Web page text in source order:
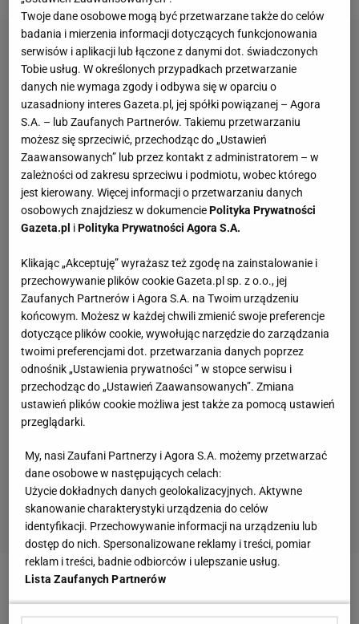
Zobacz wideoKSW 75. "To może być kluczowa
rzecz. Pudzianowski ufał mu bezgranicznie"
Twoje dane osobowe mogą być przetwarzane także do celów
badania i mierzenia informacji dotyczących funkcjonowania
serwisów i aplikacji lub łączone z danymi dot. świadczonych
Tobie usług. W określonych przypadkach przetwarzanie
danych nie wymaga zgody i odbywa się w oparciu o
uzasadniony interes Gazeta.pl, jej spółki powiązanej – Agora
S.A. – lub Zaufanych Partnerów. Takiemu przetwarzaniu
możesz się sprzeciwić, przechodząc do „Ustawień
Zaawansowanych” lub przez kontakt z administratorem – w
zależności od zakresu sprzeciwu i podmiotu, wobec którego
jest kierowany. Więcej informacji o przetwarzaniu danych
osobowych znajdziesz w dokumenciePolityka Prywatności
Gazeta.pl iPolityka Prywatności Agora S.A.
Klikając „Akceptuję” wyrażasz też zgodę na zainstalowanie i
przechowywanie plików cookie Gazeta.pl sp. z o.o., jej
Zaufanych Partnerów i Agora S.A. na Twoim urządzeniu
końcowym. Możesz w każdej chwili zmienić swoje preferencje
dotyczące plików cookie, wywołując narzędzie do zarządzania
twoimi preferencjami dot. przetwarzania danych poprzez
odnośnik „Ustawienia prywatności ” w stopce serwisu i
przechodząc do „Ustawień Zaawansowanych”. Zmiana
ustawień plików cookie możliwa jest także za pomocą ustawień
przeglądarki.
My, nasi Zaufani Partnerzy i Agora S.A. możemy przetwarzać
dane osobowe w następujących celach:
Użycie dokładnych danych geolokalizacyjnych. Aktywne
skanowanie charakterystyki urządzenia do celów
identyfikacji. Przechowywanie informacji na urządzeniu lub
dostęp do nich. Spersonalizowane reklamy i treści, pomiar
reklam i treści, badnie odbiorców i ulepszanie usług.
Lista Zaufanych Partnerów